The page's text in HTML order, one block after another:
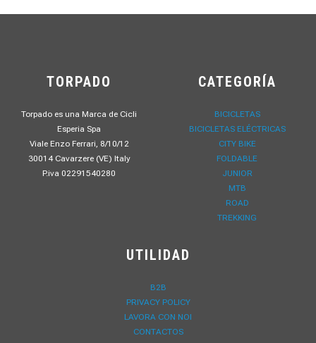
TORPADO
Torpado es una Marca de Cicli
Esperia Spa
Viale Enzo Ferrari, 8/10/12
30014 Cavarzere (VE) Italy
P.iva 02291540280
CATEGORÍA
BICICLETAS
BICICLETAS ELÉCTRICAS
CITY BIKE
FOLDABLE
JUNIOR
MTB
ROAD
TREKKING
UTILIDAD
B2B
PRIVACY POLICY
LAVORA CON NOI
CONTACTOS